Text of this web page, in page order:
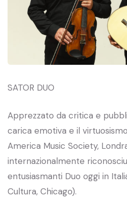
SATOR DUO
Apprezzato da critica e
carica emotiva e il
America Music Society,
internazionalmente
entusiasmanti Duo oggi in
Cultura, Chicago).